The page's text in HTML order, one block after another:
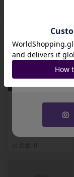
関連製品
-
出品数 0